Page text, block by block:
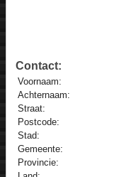
Contact:
Voornaam:
Achternaam:
Straat:
Postcode:
Stad:
Gemeente:
Provincie: